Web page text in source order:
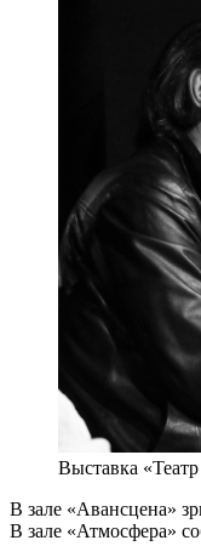
Выставка
В зале «Авансцена»
В зале «Атмосфера»